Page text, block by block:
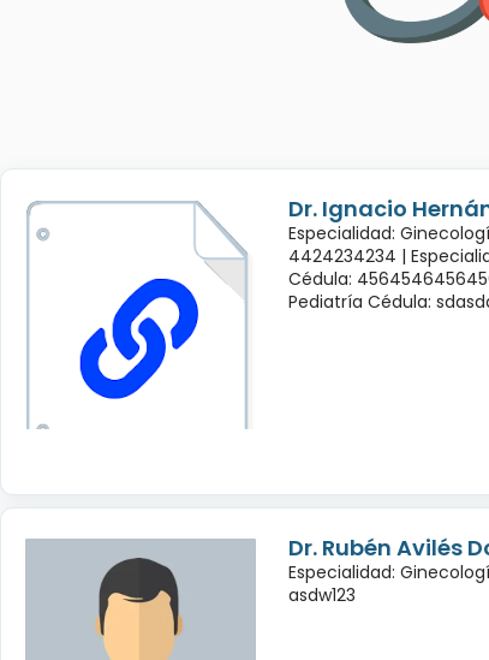
Dr. Ignacio
Especialidad:
4424234234 |
Cédula:
Pediatría Cédula:
Dr. Rubén Avilés
Especialidad:
asdw123